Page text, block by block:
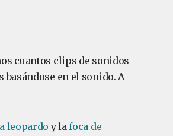
cuantos clips de sonidos
en el sonido. A
leopardo y lafoca de